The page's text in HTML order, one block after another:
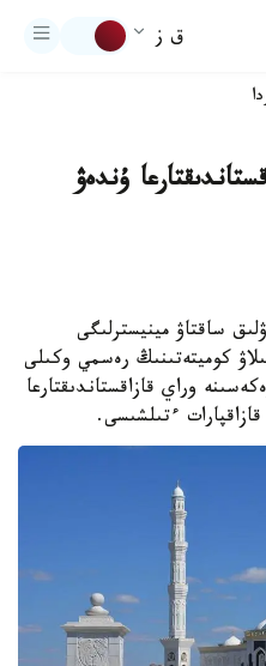
ق ز
ۇندەۋ
ساقتاۋ مينيسترلىگى
كوميتەتىنىڭ رەسمي وكىلى
وراي قازاقستاندىقتارعا
ءتىلشىسى.